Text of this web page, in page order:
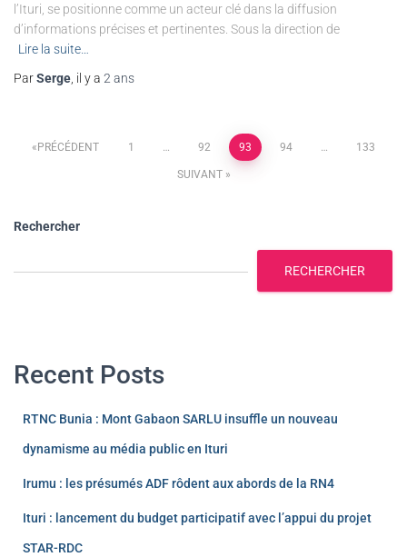
l’Ituri, se positionne comme un acteur clé dans la diffusion
d’informations précises et pertinentes. Sous la direction de
Lire la suite…
ParSerge , il y a 2 ans
PRÉCÉDENT 1 … 92 93 94 … 133
SUIVANT
Rechercher
RECHERCHER
Recent Posts
RTNC Bunia : Mont Gabaon SARLU insuffle un nouveau
dynamisme au média public en Ituri
Irumu : les présumés ADF rôdent aux abords de la RN4
Ituri : lancement du budget participatif avec l’appui du projet
STAR-RDC